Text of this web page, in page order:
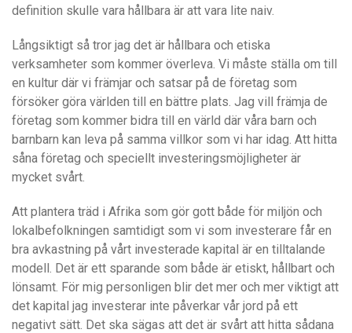
definition skulle vara hållbara är att vara lite naiv.
Långsiktigt så tror jag det är hållbara och etiska
verksamheter som kommer överleva. Vi måste ställa om till
en kultur där vi främjar och satsar på de företag som
försöker göra världen till en bättre plats. Jag vill främja de
företag som kommer bidra till en värld där våra barn och
barnbarn kan leva på samma villkor som vi har idag. Att hitta
såna företag och speciellt investeringsmöjligheter är
mycket svårt.
Att plantera träd i Afrika som gör gott både för miljön och
lokalbefolkningen samtidigt som vi som investerare får en
bra avkastning på vårt investerade kapital är en tilltalande
modell. Det är ett sparande som både är etiskt, hållbart och
lönsamt. För mig personligen blir det mer och mer viktigt att
det kapital jag investerar inte påverkar vår jord på ett
negativt sätt. Det ska sägas att det är svårt att hitta sådana